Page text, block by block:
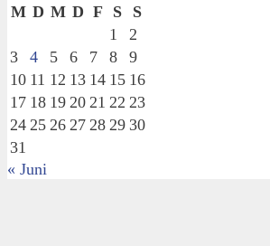
M D M D F S
S
1
2
3
4 5 6 7 8
9
10 11 12 13 14 15 16
17 18 19 20 21 22 23
24 25 26 27 28 29 30
31
« Juni